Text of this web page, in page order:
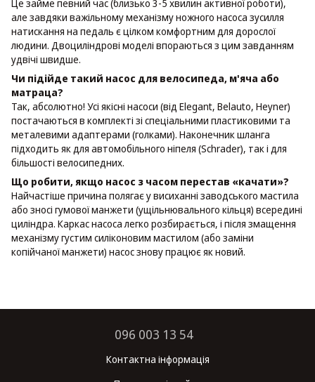
Це займе певний час (близько 3-5 хвилин активної роботи),
але завдяки важільному механізму ножного насоса зусилля
натискання на педаль є цілком комфортним для дорослої
людини. Двоциліндрові моделі впораються з цим завданням
удвічі швидше.
Чи підійде такий насос для велосипеда, м'яча або
матраца?
Так, абсолютно! Усі якісні насоси (від Elegant, Belauto, Heyner)
постачаються в комплекті зі спеціальними пластиковими та
металевими адаптерами (голками). Наконечник шланга
підходить як для автомобільного ніпеля (Schrader), так і для
більшості велосипедних.
Що робити, якщо насос з часом перестав «качати»?
Найчастіше причина полягає у висиханні заводського мастила
або зносі гумової манжети (ущільнювального кільця) всередині
циліндра. Каркас насоса легко розбирається, і після змащення
механізму густим силіконовим мастилом (або заміни
копійчаної манжети) насос знову працює як новий.
096 003 13 54
Контактна інформація